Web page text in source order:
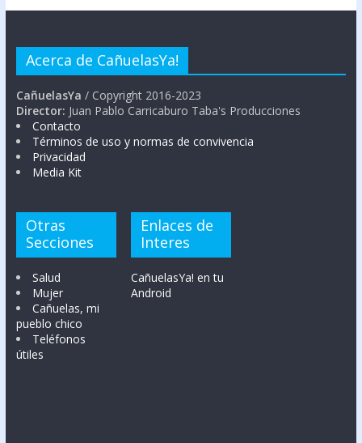
Acerca de CañuelasYa!
CañuelasYa / Copyright 2016-2023
Director: Juan Pablo Carricaburo Taba's Producciones
Contacto
Términos de uso y normas de convivencia
Privacidad
Media Kit
Otras
Secciones
Salud
Mujer
Cañuelas, mi
pueblo chico
Teléfonos
útiles
Enlaces de
Interes
CañuelasYa! en tu
Android